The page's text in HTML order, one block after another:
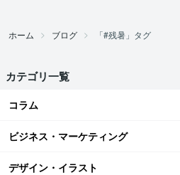
ホーム ブログ 「#残暑」タグ
カテゴリ一覧
コラム
ビジネス・マーケティング
デザイン・イラスト